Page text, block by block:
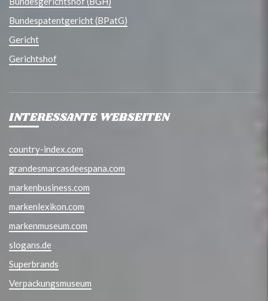
Bundespatentgericht (BPatG)
Gericht
Gerichtshof
INTERESSANTE WEBSEITEN
country-index.com
grandesmarcasdeespana.com
markenbusiness.com
markenlexikon.com
markenmuseum.com
slogans.de
Superbrands
Verpackungsmuseum